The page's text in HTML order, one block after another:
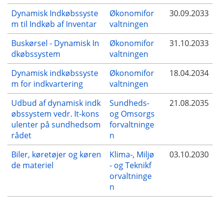
Dynamisk Indkøbssyste
m til Indkøb af Inventar
Økonomifor
valtningen
30.09.2033
Buskørsel - Dynamisk In
dkøbssystem
Økonomifor
valtningen
31.10.2033
Dynamisk indkøbssyste
m for indkvartering
Økonomifor
valtningen
18.04.2034
Udbud af dynamisk indk
øbssystem vedr. It-kons
ulenter på sundhedsom
rådet
Sundheds-
og Omsorgs
forvaltninge
n
21.08.2035
Biler, køretøjer og køren
de materiel
Klima-, Miljø
- og Teknikf
orvaltninge
n
03.10.2030